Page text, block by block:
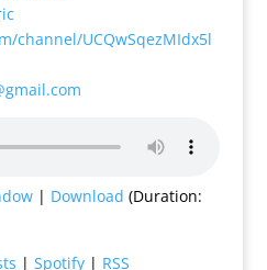
channel/UCQwSqezMIdx5l
| Download (Duration:
| Spotify| RSS